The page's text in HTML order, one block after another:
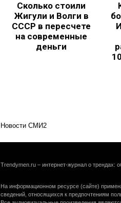
Сколько стоили
Жигули и Волги в
СССР в пересчете
на современные
деньги
Новости СМИ2
Trendymen.ru – интернет-журнал о трендах:
На информационном ресурсе (сайте)
сведений, относящихся к предпочтениям